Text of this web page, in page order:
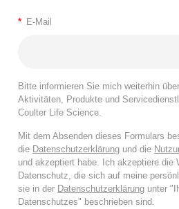
* E-Mail
Bitte informieren Sie mich weiterhin
Aktivitäten, Produkte und
Coulter Life Science.
Mit dem Absenden dieses Formulars
die Datenschutzerklärung und die
und akzeptiert habe. Ich akzeptiere die
Datenschutz, die sich auf meine
sie in der Datenschutzerklärung unter
Datenschutzes" beschrieben sind.